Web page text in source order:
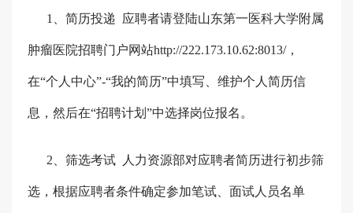
1、 简历投递 应聘者请登陆山东第一医科大学附属
肿瘤医院招聘门户网站http://222.173.10.62:8013/，
在“个人中心”-“我的简历”中填写、维护个人简历信
息，然后在“招聘计划”中选择岗位报名。
2、筛选考试 人力资源部对应聘者简历进行初步筛
选，根据应聘者条件确定参加笔试、面试人员名单